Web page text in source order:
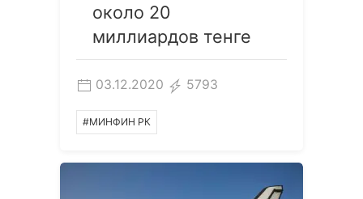
около 20
миллиардов тенге
03.12.2020 5793
#МИНФИН РК